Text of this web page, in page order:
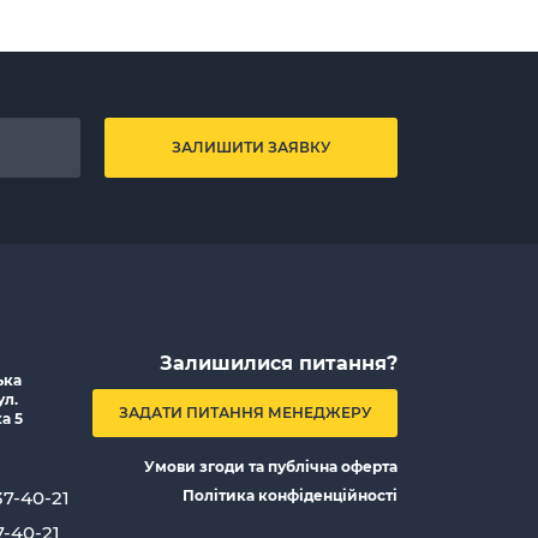
ЗАЛИШИТИ ЗАЯВКУ
5
40-21
40-21
Залишилися питання?
ЗАДАТИ ПИТАННЯ МЕНЕДЖЕРУ
Умови згоди та публічна оферта
Політика конфіденційності